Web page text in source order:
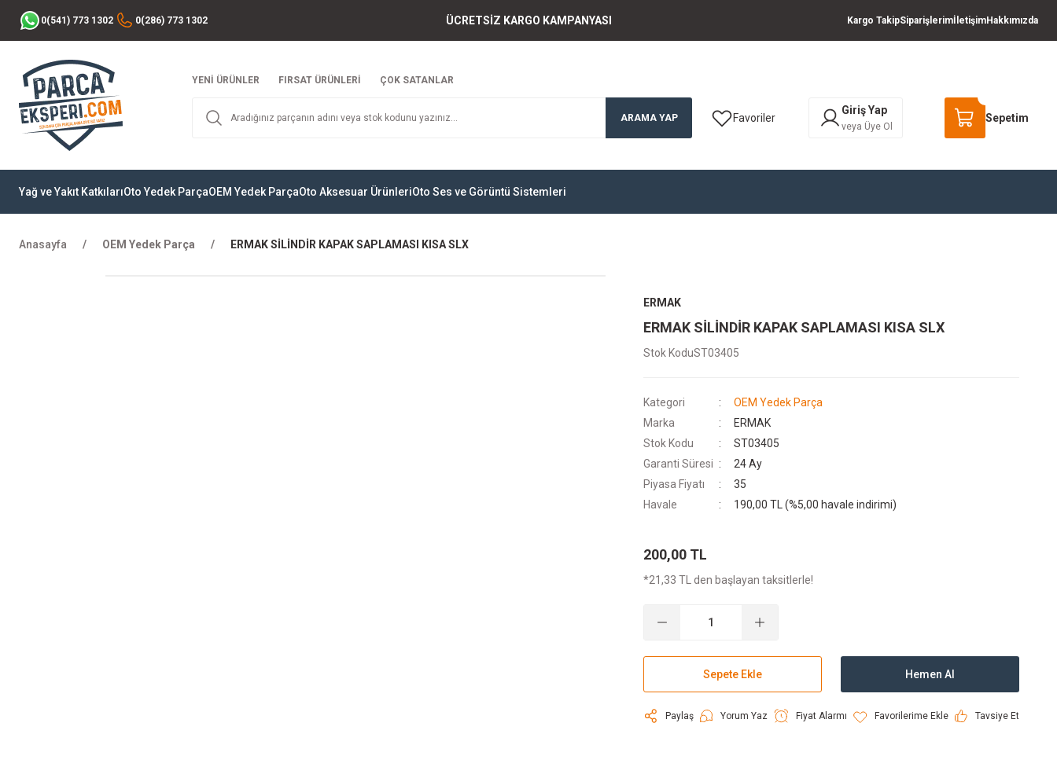
0(541) 773 1302 0(286) 773 1302 ÜCRETSİZ KARGO KAMPANYASI Kargo TakipSiparişlerimİletişimHakkımızda
YENİ ÜRÜNLER FIRSAT ÜRÜNLERİ ÇOK SATANLAR
ARAMA YAP Favoriler
Giriş Yap
veya Üye Ol
Sepetim
Yağ ve Yakıt KatkılarıOto Yedek ParçaOEM Yedek ParçaOto Aksesuar ÜrünleriOto Ses ve Görüntü Sistemleri
Anasayfa OEM Yedek Parça ERMAK SİLİNDİR KAPAK SAPLAMASI KISA SLX
ERMAK
ERMAK SİLİNDİR KAPAK SAPLAMASI KISA SLX
Stok KoduST03405
Kategori
OEM Yedek Parça
Marka
ERMAK
Stok Kodu
ST03405
Garanti Süresi
24 Ay
Piyasa Fiyatı
35
Havale
190,00 TL (%5,00 havale indirimi)
200,00 TL
*21,33 TL den başlayan taksitlerle!
Sepete Ekle Hemen Al
Paylaş Yorum Yaz Fiyat Alarmı Tavsiye Et